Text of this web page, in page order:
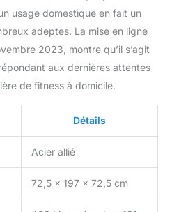
usage domestique en fait un
adeptes. La mise en ligne
2023, montre qu’il s’agit
aux dernières attentes
de fitness à domicile.
Détails
Acier allié
72,5 x 197 x 72,5 cm